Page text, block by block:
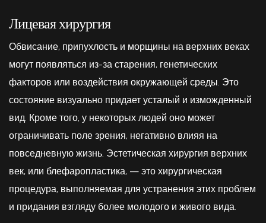
Лицевая хирургия
Обвисание, припухлость и морщины на верхних веках
могут появляться из-за старения, генетических
факторов или воздействия окружающей среды. Это
состояние визуально придает усталый и изможденный
вид. Кроме того, у некоторых людей оно может
ограничивать поле зрения, негативно влияя на
повседневную жизнь. Эстетическая хирургия верхних
век, или блефаропластика, — это хирургическая
процедура, выполняемая для устранения этих проблем
и придания взгляду более молодого и живого вида.